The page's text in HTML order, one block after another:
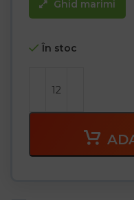
Ghid marimi
În stoc